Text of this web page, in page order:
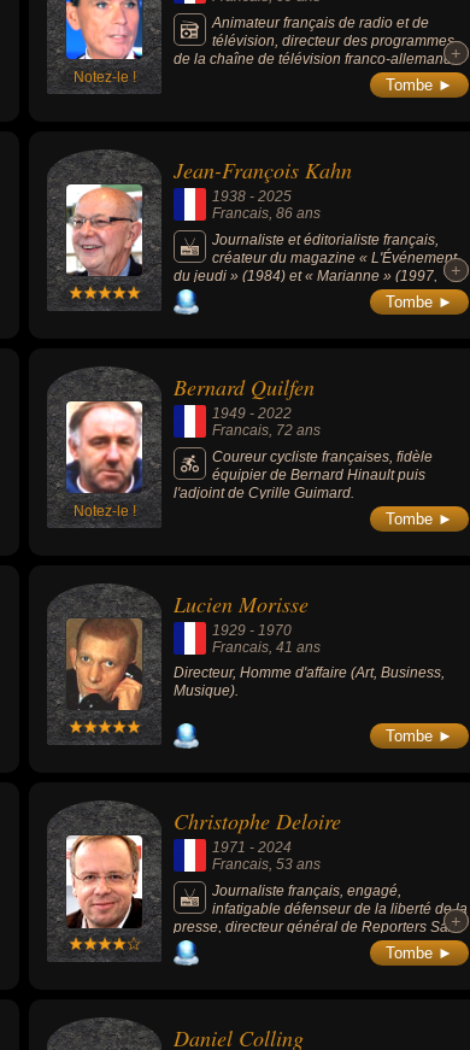
Notez-le !
Animateur français de radio et de
télévision, directeur des programmes
de la chaîne de télévision franco-allemande
Arte, passeur de musiques pop, rock et punk,
il a médiatisé à une époque sa séropositivité,
+
+
Tombe ►
Jean-François Kahn
1938 -2025
Francais , 86 ans
Journaliste et éditorialiste français,
créateur du magazine « L'Événement
du jeudi » (1984) et « Marianne » (1997,
dont il est le directeur jusqu'en 2007).
+
+
Tombe ►
Notez-le !
Bernard Quilfen
1949 -2022
Francais, 72 ans
Coureur cycliste françaises, fidèle
équipier de Bernard Hinault puis
l'adjoint de Cyrille Guimard.
Tombe ►
Lucien Morisse
1929 -1970
Francais, 41 ans
Directeur, Homme d'affaire (Art, Business,
Musique).
Tombe ►
Christophe Deloire
1971 -2024
Francais, 53 ans
Journaliste français, engagé,
infatigable défenseur de la liberté de la
presse, directeur général de Reporters Sans
Frontières (RSF) de 2012 à sa mort en 2024.
+
+
Tombe ►
Daniel Colling